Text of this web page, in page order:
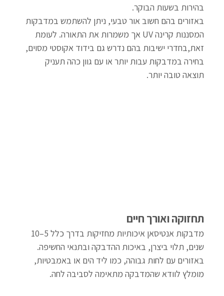
בהירות בשעות הבוקר.
באזורים בהם חשוב אור טבעי, ניתן להשתמש במדבקות
המסננות קרינה UV אך משמרות את התאורה. לעומת
זאת,בחדרי ישיבות בהם נדרש גם בידוד אקוסטי מסוים,
בחירה במדבקות עבות יותר או עם גוון כהה תעניק
תוצאה טובה יותר.
תחזוקה ואורך חיים
שנים, תלוי ביצרן, באיכות ההדבקה ובתנאי החשיפה.
באזורים עם לחות גבוהה, כמו ליד הים או באמבטיות,
מומלץ לוודא שהמדבקה מתאימה לסביבה לחה.